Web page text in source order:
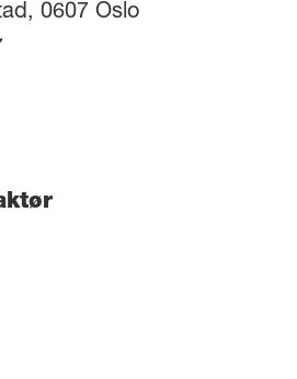
0607 Oslo